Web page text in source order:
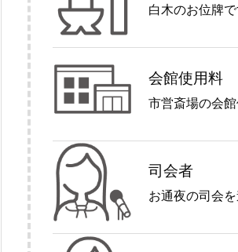
白木のお位牌
会館使用料
市営斎場の会
司会者
お通夜の司会